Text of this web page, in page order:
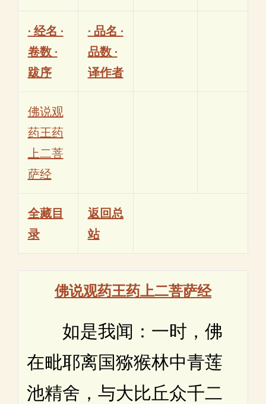
· 经名 ·
卷数 ·
跋序
· 品名 ·
品数 ·
译作者
佛说观
药王药
上二菩
萨经
全藏目
录
返回总
站
佛说观药王药上二菩萨经
如是我闻：一时，佛
在毗耶离国猕猴林中青莲
池精舍，与大比丘众千二